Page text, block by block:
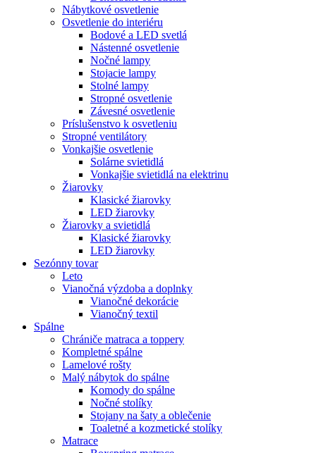
Nábytkové osvetlenie
Osvetlenie do interiéru
Bodové a LED svetlá
Nástenné osvetlenie
Nočné lampy
Stojacie lampy
Stolné lampy
Stropné osvetlenie
Závesné osvetlenie
Príslušenstvo k osvetleniu
Stropné ventilátory
Vonkajšie osvetlenie
Solárne svietidlá
Vonkajšie svietidlá na elektrinu
Žiarovky
Klasické žiarovky
LED žiarovky
Žiarovky a svietidlá
Klasické žiarovky
LED žiarovky
Sezónny tovar
Leto
Vianočná výzdoba a doplnky
Vianočné dekorácie
Vianočný textil
Spálne
Chrániče matraca a toppery
Kompletné spálne
Lamelové rošty
Malý nábytok do spálne
Komody do spálne
Nočné stolíky
Stojany na šaty a oblečenie
Toaletné a kozmetické stolíky
Matrace